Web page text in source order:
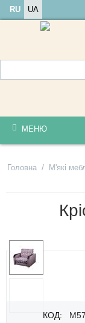
RU UA
МЕНЮ
Головна / М'які
КОД: